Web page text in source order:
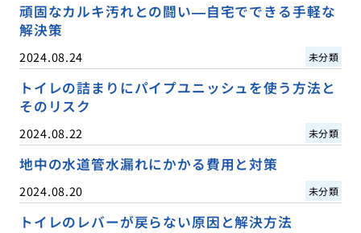
頑固なカルキ汚れとの闘い—自宅でできる手軽な
解決策
2024.08.24 未分類
トイレの詰まりにパイプユニッシュを使う方法と
そのリスク
2024.08.22 未分類
地中の水道管水漏れにかかる費用と対策
2024.08.20 未分類
トイレのレバーが戻らない原因と解決方法